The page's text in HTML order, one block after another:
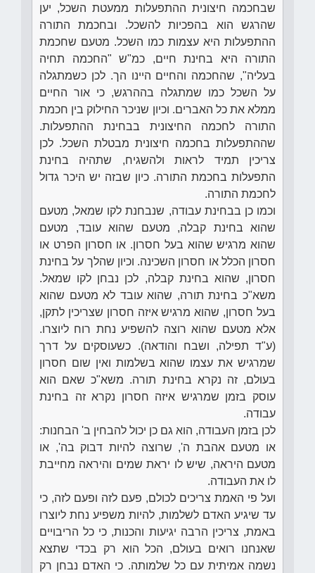
שבחכמה חיצונית ההתפעלות ממעטת השכל, יען
שהרגש הוא בהפכיות להשכל. ובחכמת התורה
ההתפעלות היא עצמות כמו השכל. מטעם שחכמת
התורה היא בחינת חיים, כמ"ש "החכמה תחיה
בעליה", שהחכמה והחיים היינו הך. לכן כשמתגלה
על השכל כמו שמתגלה בההרגש, כי אור החיים
ממלא את כל האברים. וכיון שניכר החילוק בין חכמת
התורה לחכמה החיצונית בבחינת ההתפעלות.
שההתפעלות בחכמה חיצונית מבטלת השכל. לכן
צריכין תמיד לראות ולהשגיח, שתהיה בחינת
התפעלות בחכמת התורה. כיון שבזה יש היכר גדול
לחכמת התורה.
וכמו כן בבחינת עבודה, שנבחנת לקו שמאל, מטעם
שהוא בחינת קבלה, מטעם שהוא עובד, מטעם
שהוא מרגיש שהוא בעל חסרון. או חסרון הפרט או
חסרון הכלל או חסרון השכינה. וכיון שהלך על בחינת
חסרון, שהוא בחינת קבלה, לכן נבחן לקו שמאל.
משא"כ בחינת תורה, שהוא עובד לא מטעם שהוא
בעל חסרון, שהוא מרגיש איזה חסרון שצריכין לתקן,
אלא מטעם שהוא רוצה להשפיע נחת רוח ליוצרו.
(ע"ד תפילה, ושבח והודאה). כשעוסקים על דרך
שמרגיש את עצמו שהוא בשלמות ואין שום חסרון
בעולם, זה נקרא בחינת תורה. משא"כ שאם הוא
עוסק בזמן שמרגיש איזה חסרון נקרא זה בחינת
עבודה.
לכן בזמן העבודה, הוא גם כן יכול להבחין ב' הבחנות:
או מטעם אהבת ה', שרוצה להיות דבוק בה', או
מטעם היראה, שיש לו יראת שמים והיראה מחייבת
לו את העבודה.
ועל פי האמת צריכים לכולם, פעם לזה ופעם לזה, כי
עד שיגיע האדם לשלמות, להיות משפיע נחת ליוצרו
באמת, צריכין הרבה יגיעות והכנות, כי כל הריבויים
שאנחנו רואים בעולם, הכל הוא רק בכדי שתצא
נשמה אמיתית עם כל שלמותה. כי האדם נבחן רק